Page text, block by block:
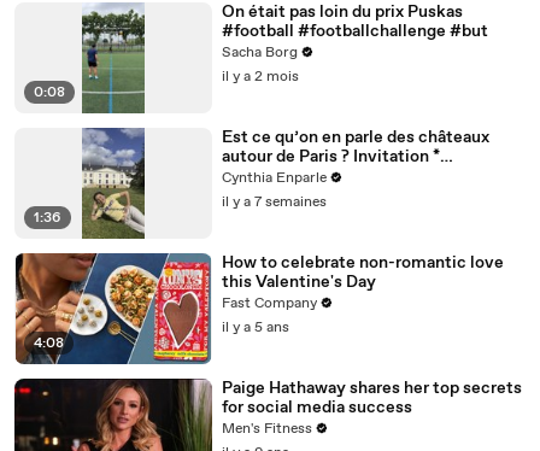
0:08
On était pas loin du prix Puskas
#football #footballchallenge #but
Sacha Borg
il y a 2 mois
1:36
Est ce qu’on en parle des châteaux
autour de Paris ? Invitation *
@dolceversailles
Cynthia Enparle
il y a 7 semaines
4:08
How to celebrate non-romantic love
this Valentine's Day
Fast Company
il y a 5 ans
Paige Hathaway shares her top secrets
for social media success
Men's Fitness